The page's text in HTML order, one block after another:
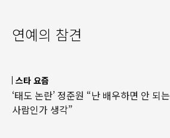
연예의 참견
스타 요즘
‘태도 논란’ 정준원 “난 배우하면 안 되는
사람인가 생각”